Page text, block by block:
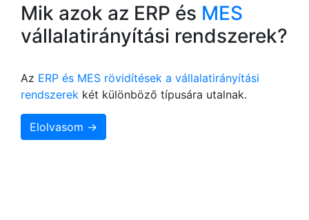
Mik azok az ERP és MES
vállalatirányítási rendszerek?
Az ERP és MES rövidítések a vállalatirányítási
rendszerek két különböző típusára utalnak.
Elolvasom →